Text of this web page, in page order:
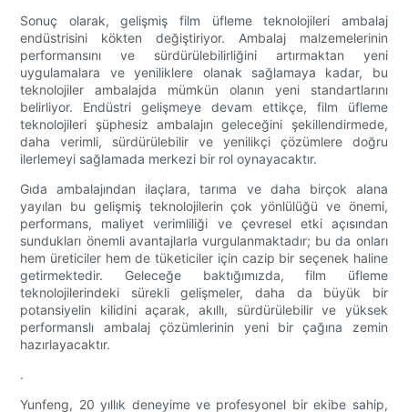
Sonuç olarak, gelişmiş film üfleme teknolojileri ambalaj
endüstrisini kökten değiştiriyor. Ambalaj malzemelerinin
performansını ve sürdürülebilirliğini artırmaktan yeni
uygulamalara ve yeniliklere olanak sağlamaya kadar, bu
teknolojiler ambalajda mümkün olanın yeni standartlarını
belirliyor. Endüstri gelişmeye devam ettikçe, film üfleme
teknolojileri şüphesiz ambalajın geleceğini şekillendirmede,
daha verimli, sürdürülebilir ve yenilikçi çözümlere doğru
ilerlemeyi sağlamada merkezi bir rol oynayacaktır.
Gıda ambalajından ilaçlara, tarıma ve daha birçok alana
yayılan bu gelişmiş teknolojilerin çok yönlülüğü ve önemi,
performans, maliyet verimliliği ve çevresel etki açısından
sundukları önemli avantajlarla vurgulanmaktadır; bu da onları
hem üreticiler hem de tüketiciler için cazip bir seçenek haline
getirmektedir. Geleceğe baktığımızda, film üfleme
teknolojilerindeki sürekli gelişmeler, daha da büyük bir
potansiyelin kilidini açarak, akıllı, sürdürülebilir ve yüksek
performanslı ambalaj çözümlerinin yeni bir çağına zemin
hazırlayacaktır.
.
Yunfeng, 20 yıllık deneyime ve profesyonel bir ekibe sahip,